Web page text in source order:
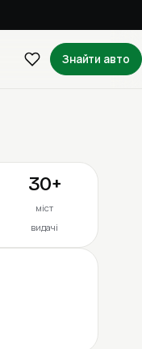
Знайти авто
30+
міст
видачі